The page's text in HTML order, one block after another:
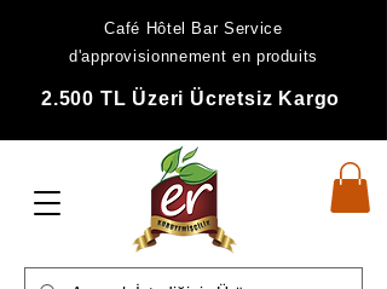
Café Hôtel Bar Service
d'approvisionnement en produits
2.500 TL Üzeri Ücretsiz Kargo